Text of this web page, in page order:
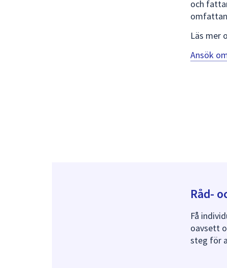
och
Läs mer
Ansök
Råd-
Få
oavsett
steg för